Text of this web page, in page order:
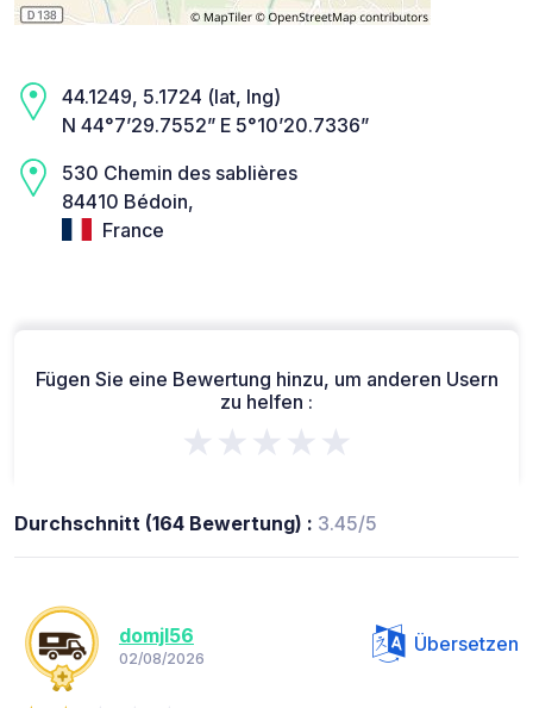
44.1249, 5.1724 (lat, lng)
N 44°7’29.7552” E 5°10’20.7336”
530 Chemin des sablières
84410 Bédoin,
France
Fügen Sie eine Bewertung hinzu, um anderen Usern
zu helfen :
★★★★★
Durchschnitt (164 Bewertung) : 3.45/5
domjl56
02/08/2026
Übersetzen